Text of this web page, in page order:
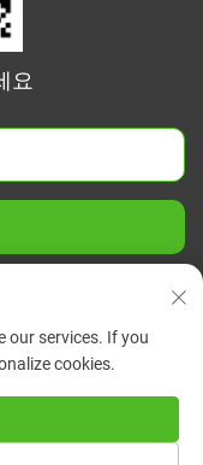
요
과학기기 유한회사. 모
호정책
our services. If you
cookies.